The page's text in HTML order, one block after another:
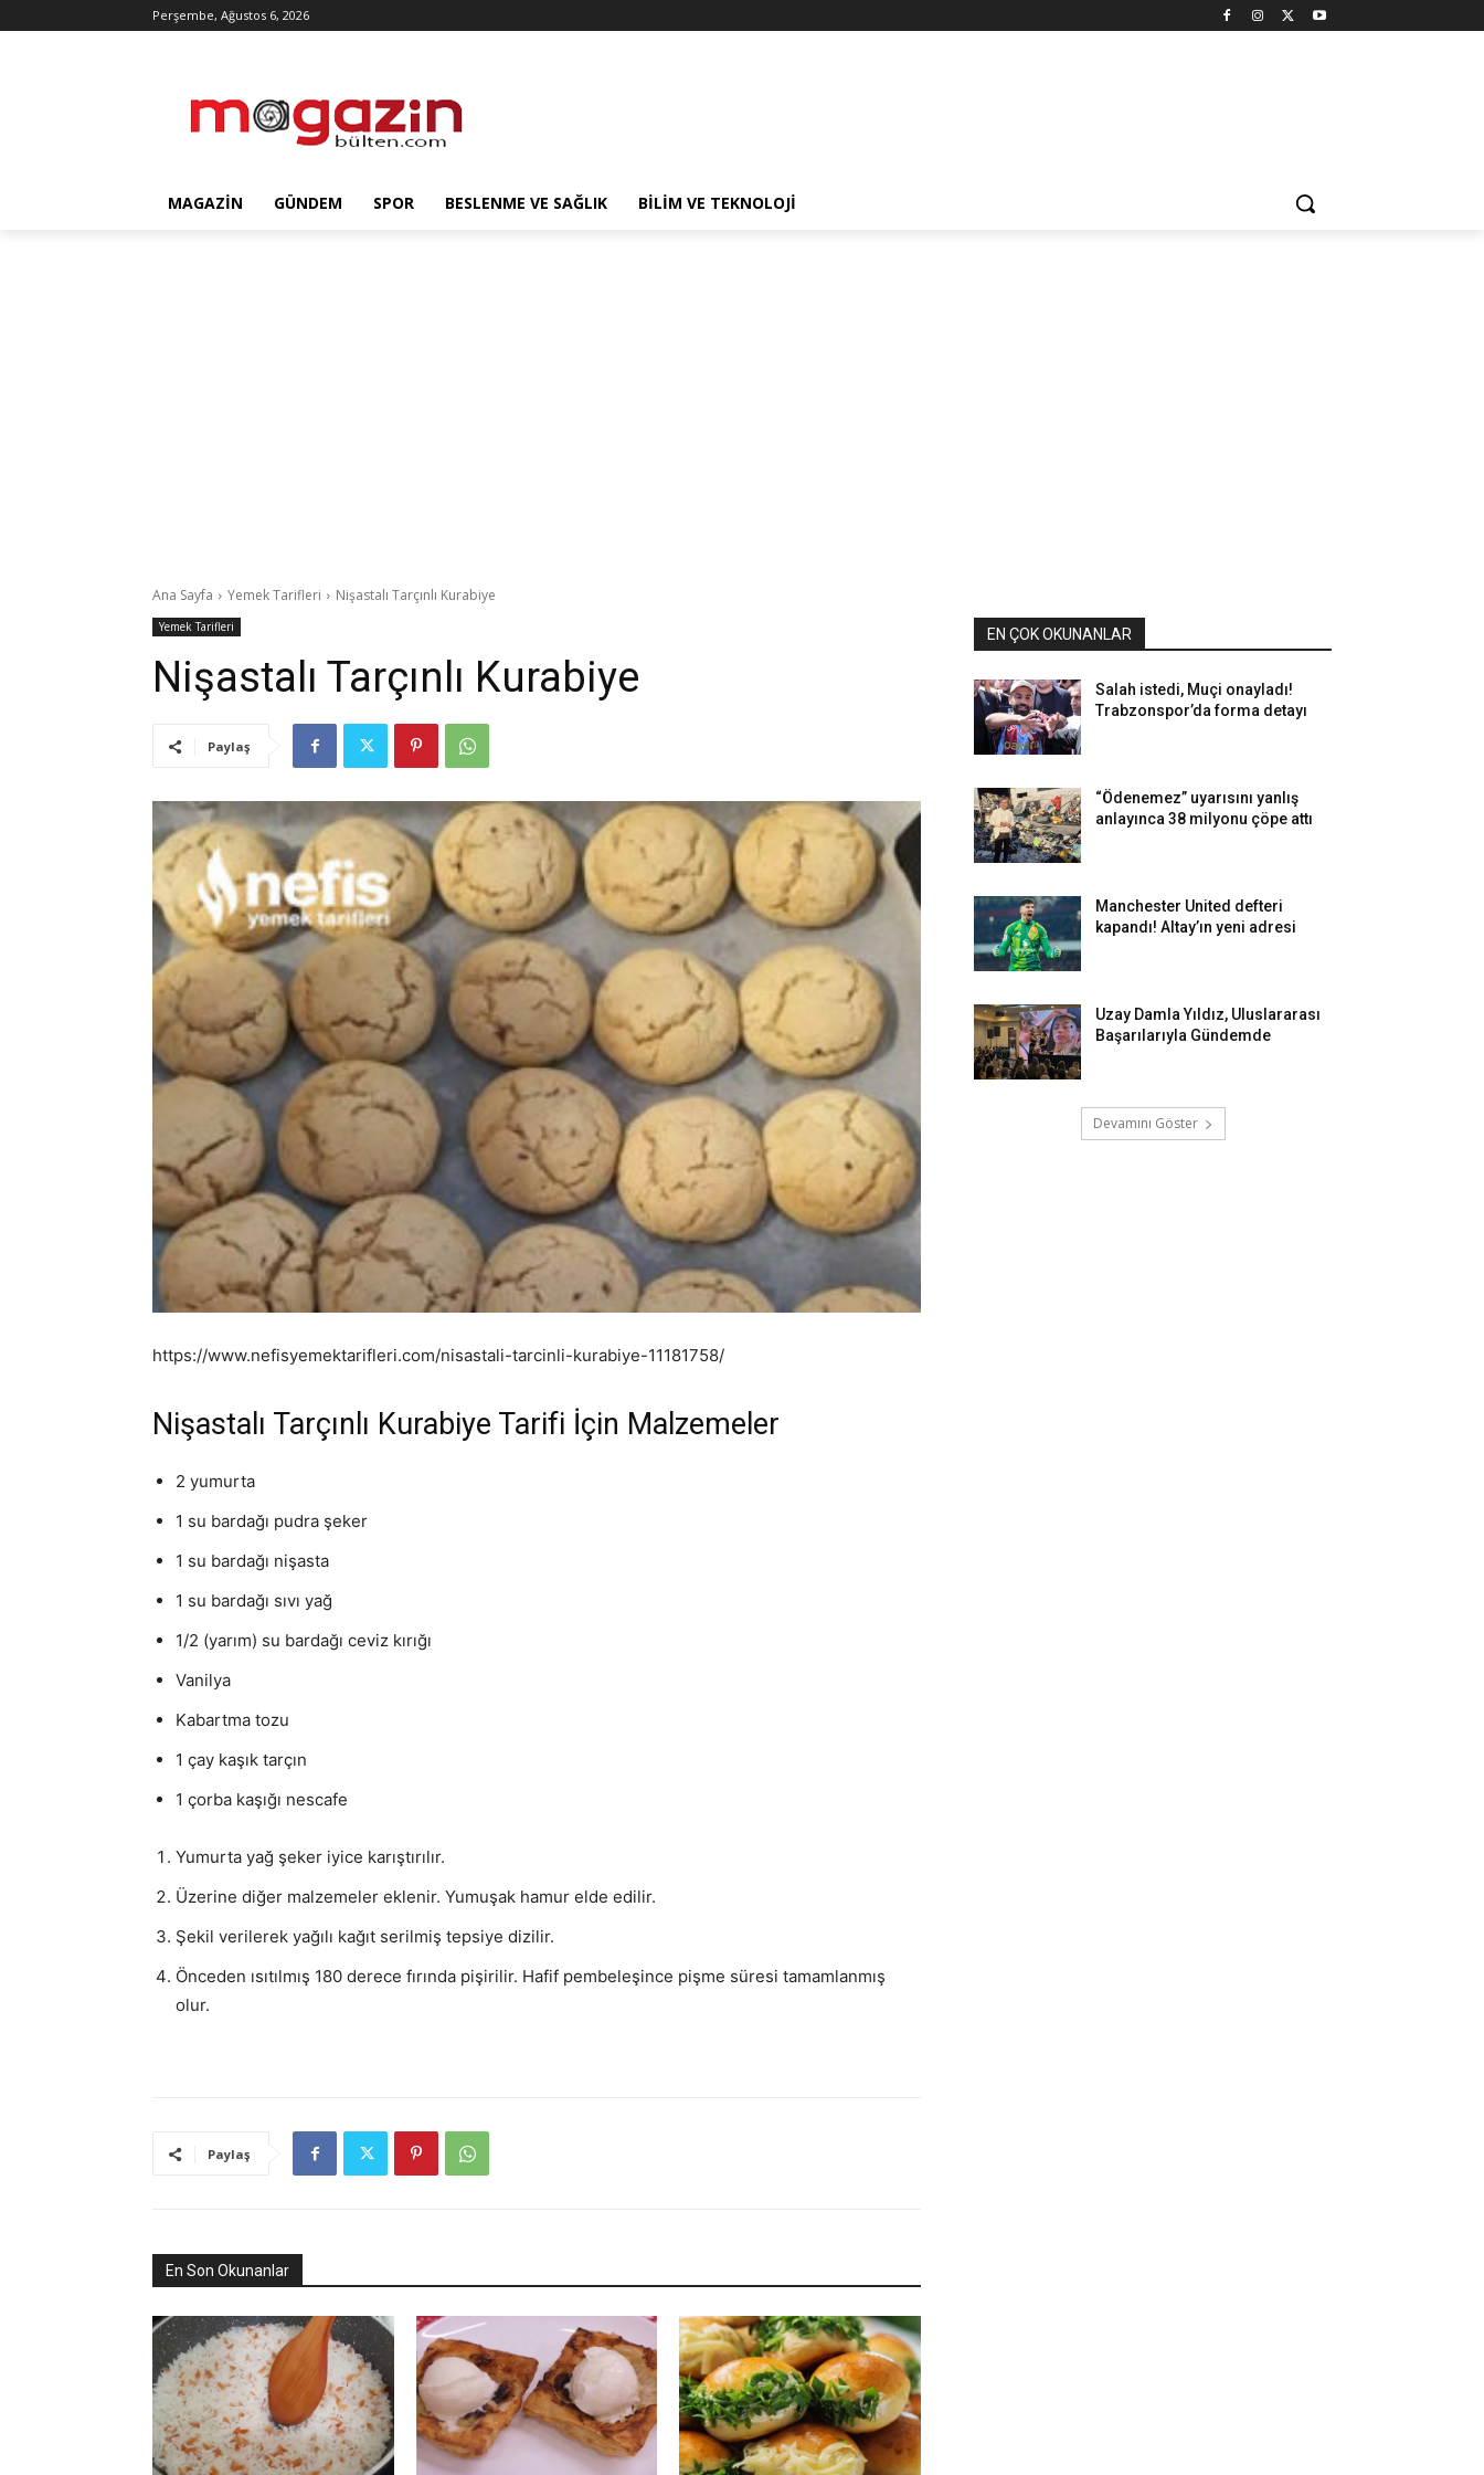
Perşembe, Ağustos 6, 2026
MAGAZIN GÜNDEM SPOR BESLENME VE SAĞLIK BILIM VE TEKNOLOJI
Ana Sayfa Yemek Tarifleri Nişastalı Tarçınlı Kurabiye
Yemek Tarifleri
Nişastalı Tarçınlı Kurabiye
Paylaş
https://www.nefisyemektarifleri.com/nisastali-tarcinli-kurabiye-11181758/
Nişastalı Tarçınlı Kurabiye Tarifi İçin Malzemeler
2 yumurta
1 su bardağı pudra şeker
1 su bardağı nişasta
1 su bardağı sıvı yağ
1/2 (yarım) su bardağı ceviz kırığı
Vanilya
Kabartma tozu
1 çay kaşık tarçın
1 çorba kaşığı nescafe
Yumurta yağ şeker iyice karıştırılır.
Üzerine diğer malzemeler eklenir. Yumuşak hamur elde edilir.
Şekil verilerek yağılı kağıt serilmiş tepsiye dizilir.
Önceden ısıtılmış 180 derece fırında pişirilir. Hafif pembeleşince pişme süresi tamamlanmış
olur.
Paylaş
En Son Okunanlar
EN ÇOK OKUNANLAR
Salah istedi, Muçi onayladı!
Trabzonspor’da forma detayı
“Ödenemez” uyarısını yanlış
anlayınca 38 milyonu çöpe attı
Manchester United defteri
kapandı! Altay’ın yeni adresi
Uzay Damla Yıldız, Uluslararası
Başarılarıyla Gündemde
Devamını Göster